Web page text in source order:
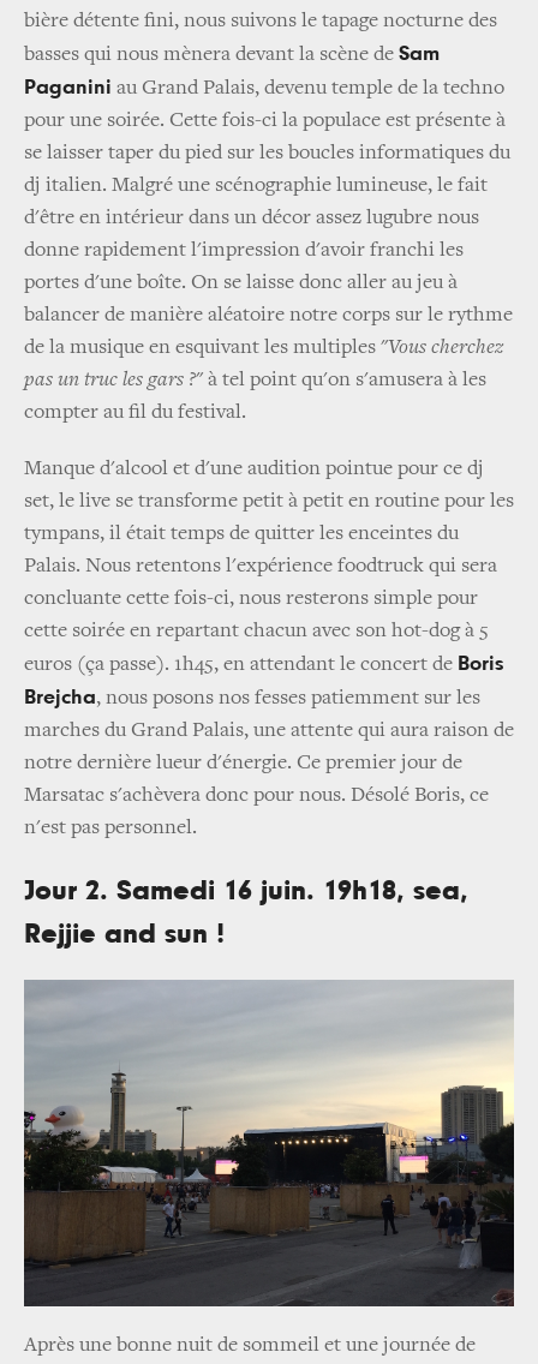
bière détente fini, nous suivons le tapage nocturne des
basses qui nous mènera devant la scène de Sam
Paganini au Grand Palais, devenu temple de la techno
pour une soirée. Cette fois-ci la populace est présente à
se laisser taper du pied sur les boucles informatiques du
dj italien. Malgré une scénographie lumineuse, le fait
d'être en intérieur dans un décor assez lugubre nous
donne rapidement l'impression d'avoir franchi les
portes d'une boîte. On se laisse donc aller au jeu à
balancer de manière aléatoire notre corps sur le rythme
de la musique en esquivant les multiples "Vous cherchez
pas un truc les gars ?" à tel point qu'on s'amusera à les
compter au fil du festival.
Manque d'alcool et d'une audition pointue pour ce dj
set, le live se transforme petit à petit en routine pour les
tympans, il était temps de quitter les enceintes du
Palais. Nous retentons l'expérience foodtruck qui sera
concluante cette fois-ci, nous resterons simple pour
cette soirée en repartant chacun avec son hot-dog à 5
euros (ça passe). 1h45, en attendant le concert de Boris
Brejcha, nous posons nos fesses patiemment sur les
marches du Grand Palais, une attente qui aura raison de
notre dernière lueur d'énergie. Ce premier jour de
Marsatac s'achèvera donc pour nous. Désolé Boris, ce
n'est pas personnel.
Jour 2. Samedi 16 juin. 19h18, sea,
Rejjie and sun !
Après une bonne nuit de sommeil et une journée de